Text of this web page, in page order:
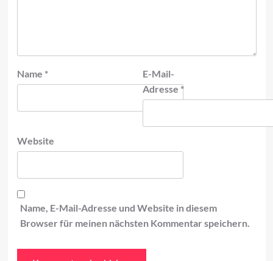
Name *
E-Mail-
Adresse *
Website
Name, E-Mail-Adresse und Website in diesem
Browser für meinen nächsten Kommentar speichern.